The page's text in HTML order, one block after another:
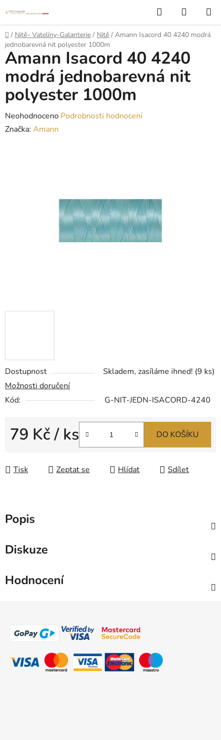
na
obsah
Hledat
KOŠÍK
Domů
/ Nitě- Vatelíny-Galanterie / Nitě / Amann Isacord 40 4240 modrá
jednobarevná nit polyester 1000m
Dostupnost Skladem, zasíláme ihned! (9 ks)
Možnosti doručení
Kód:
G-NIT-JEDN-ISACORD-4240
79 Kč/ ks DO KOŠÍKU
Tisk Zeptat se Hlídat Sdílet
Amann Isacord 40 4240
modrá jednobarevná nit
polyester 1000m
Průměrné
hodnocení
Neohodnoceno Podrobnosti hodnocení
Značka: Amann
Popis
Diskuze
Hodnocení